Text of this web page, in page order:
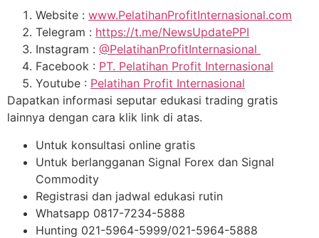
Website : www.PelatihanProfitInternasional.com
Telegram : https://t.me/NewsUpdatePPI
Instagram : @PelatihanProfitInternasional
Facebook : PT. Pelatihan Profit Internasional
Youtube : Pelatihan Profit Internasional
Dapatkan informasi seputar edukasi trading gratis
lainnya dengan cara klik link di atas.
Untuk konsultasi online gratis
Untuk berlangganan Signal Forex dan Signal
Commodity
Registrasi dan jadwal edukasi rutin
Whatsapp 0817-7234-5888
Hunting 021-5964-5999/021-5964-5888